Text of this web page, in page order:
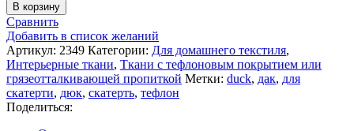
В корзину
Сравнить
Добавить в список желаний
Артикул: 2349 Категории: Для домашнего текстиля,
Интерьерные ткани, Ткани с тефлоновым покрытием или
грязеотталкивающей пропиткой Метки: duck, дак, для
скатерти, дюк, скатерть, тефлон
Поделиться: